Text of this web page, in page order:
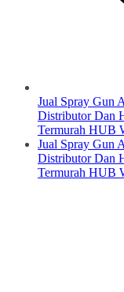
Jual Spray Gun
Distributor Dan
Termurah HUB
Jual Spray Gun
Distributor Dan
Termurah HUB